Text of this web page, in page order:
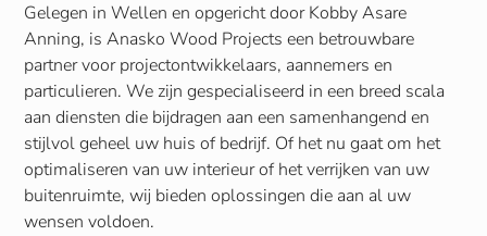
Gelegen in Wellen en opgericht door Kobby Asare
Anning, is Anasko Wood Projects een betrouwbare
partner voor projectontwikkelaars, aannemers en
particulieren. We zijn gespecialiseerd in een breed scala
aan diensten die bijdragen aan een samenhangend en
stijlvol geheel uw huis of bedrijf. Of het nu gaat om het
optimaliseren van uw interieur of het verrijken van uw
buitenruimte, wij bieden oplossingen die aan al uw
wensen voldoen.